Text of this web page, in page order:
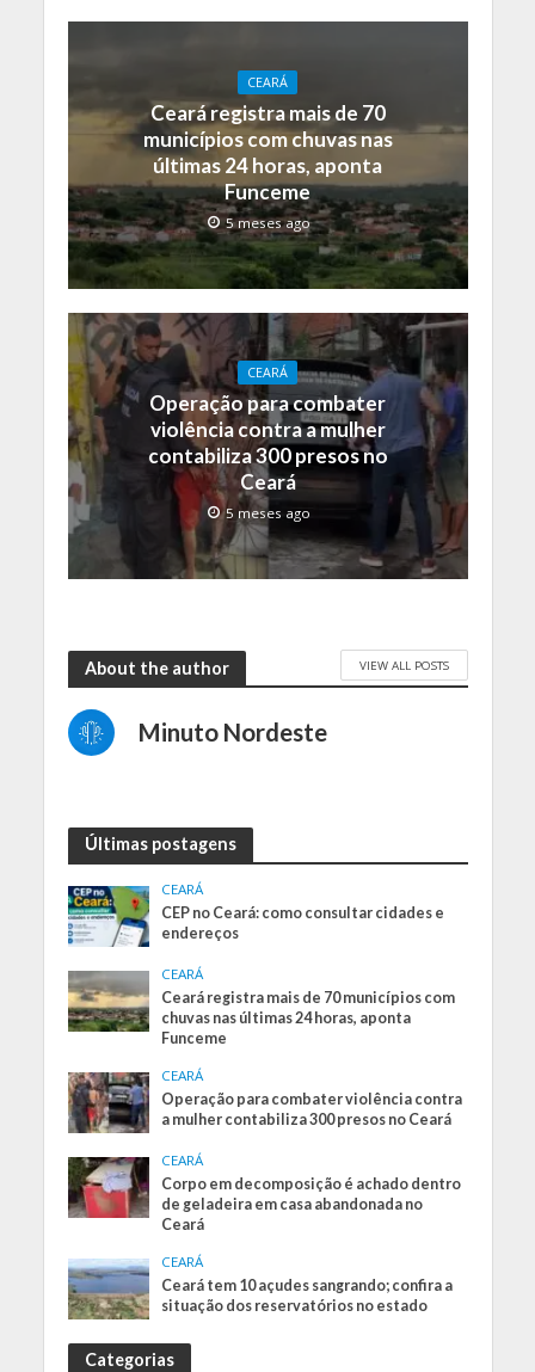
CEARÁ
Ceará registra mais de 70
municípios com chuvas nas
últimas 24 horas, aponta
Funceme
5 meses ago
CEARÁ
Operação para combater
violência contra a mulher
contabiliza 300 presos no
Ceará
5 meses ago
About the author VIEW ALL POSTS
Minuto Nordeste
Últimas postagens
CEARÁ
CEP no Ceará: como consultar cidades e
endereços
CEARÁ
Ceará registra mais de 70 municípios com
chuvas nas últimas 24 horas, aponta
Funceme
CEARÁ
Operação para combater violência contra
a mulher contabiliza 300 presos no Ceará
CEARÁ
Corpo em decomposição é achado dentro
de geladeira em casa abandonada no
Ceará
CEARÁ
Ceará tem 10 açudes sangrando; confira a
situação dos reservatórios no estado
Categorias